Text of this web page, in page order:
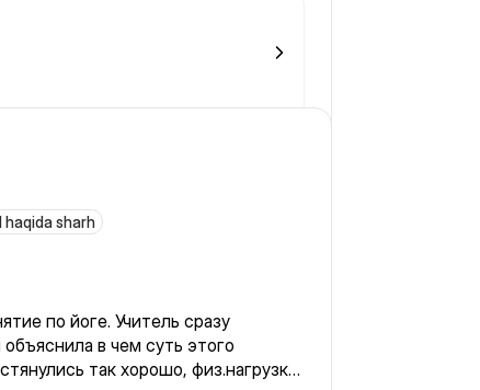
haqida sharh
по йоге. Учитель сразу
в чем суть этого
так хорошо, физ.нагрузки